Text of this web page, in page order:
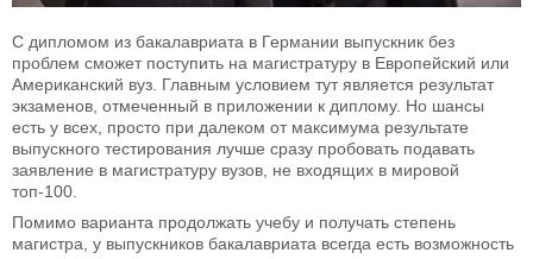
С дипломом из бакалавриата в Германии выпускник без
проблем сможет поступить на магистратуру в Европейский или
Американский вуз. Главным условием тут является результат
экзаменов, отмеченный в приложении к диплому. Но шансы
есть у всех, просто при далеком от максимума результате
выпускного тестирования лучше сразу пробовать подавать
заявление в магистратуру вузов, не входящих в мировой
топ-100.
Помимо варианта продолжать учебу и получать степень
магистра, у выпускников бакалавриата всегда есть возможность